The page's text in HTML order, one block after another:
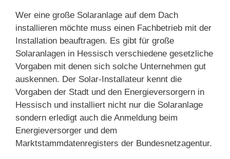
Wer eine große Solaranlage auf dem Dach
installieren möchte muss einen Fachbetrieb mit der
Installation beauftragen. Es gibt für große
Solaranlagen in Hessisch verschiedene gesetzliche
Vorgaben mit denen sich solche Unternehmen gut
auskennen. Der Solar-Installateur kennt die
Vorgaben der Stadt und den Energieversorgern in
Hessisch und installiert nicht nur die Solaranlage
sondern erledigt auch die Anmeldung beim
Energieversorger und dem
Marktstammdatenregisters der Bundesnetzagentur.